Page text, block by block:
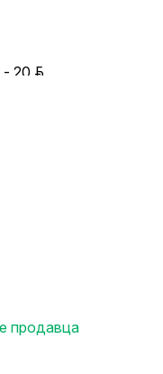
руб.
Mortal Kombat для
продавца